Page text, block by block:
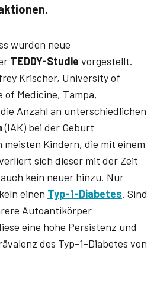
wurden neue
TEDDY-Studie vorgestellt.
Krischer, University of
of Medicine, Tampa,
Anzahl an unterschiedlichen
(IAK) bei der Geburt
meisten Kindern, die mit einem
sich dieser mit der Zeit
kein neuer hinzu. Nur
einen Typ-1-Diabetes. Sind
Autoantikörper
eine hohe Persistenz und
des Typ-1-Diabetes von